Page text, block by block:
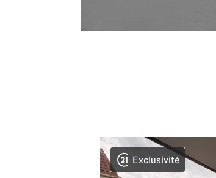
Exclusivité